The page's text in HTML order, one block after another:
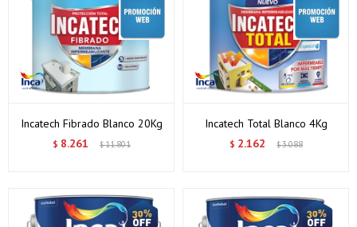
Incatech Fibrado Blanco 20Kg
$ 8.261 $11.801
Incatech Total Blanco 4Kg
$ 2.162 $3.088